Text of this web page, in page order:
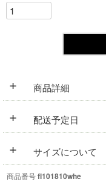
+ 商品詳細
+ 配送予定日
+ サイズについて
商品番号fl101810whe